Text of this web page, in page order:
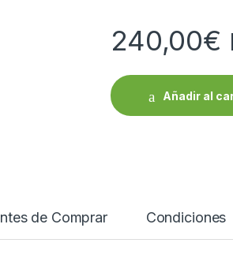
240,00€
Añadir al
de Comprar Condiciones